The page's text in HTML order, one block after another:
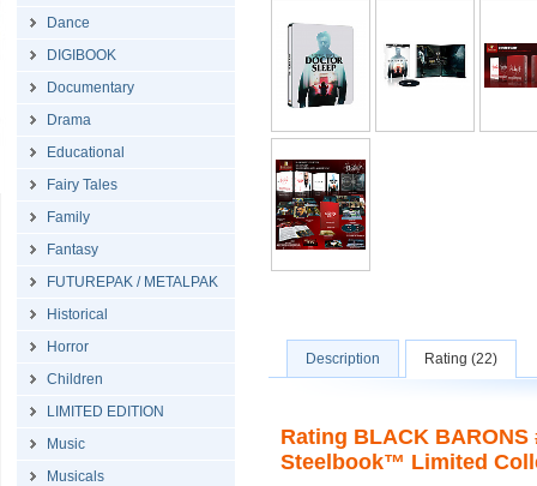
Dance
DIGIBOOK
Documentary
Drama
Educational
Fairy Tales
Family
Fantasy
FUTUREPAK / METALPAK
Historical
Horror
Children
LIMITED EDITION
Music
Musicals
Description Rating (22)
Rating BLACK
Steelbook™ Limited